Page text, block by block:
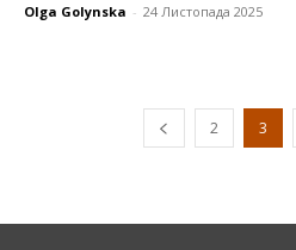
Olga Golynska - 24 Листопада 2025
2 3